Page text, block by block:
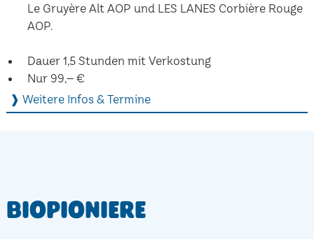
Le Gruyère Alt AOP und LES LANES Corbière Rouge
AOP.
Dauer 1,5 Stunden mit Verkostung
Nur 99,– €
❱ Weitere Infos & Termine
Biopioniere